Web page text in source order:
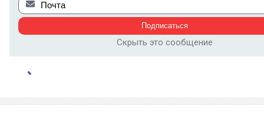
Скрыть это сообщение